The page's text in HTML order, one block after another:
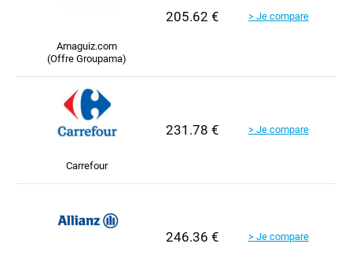
Amaguiz.com
(Offre Groupama)
205.62 € > Je compare
Carrefour
231.78 € > Je compare
246.36 € > Je compare